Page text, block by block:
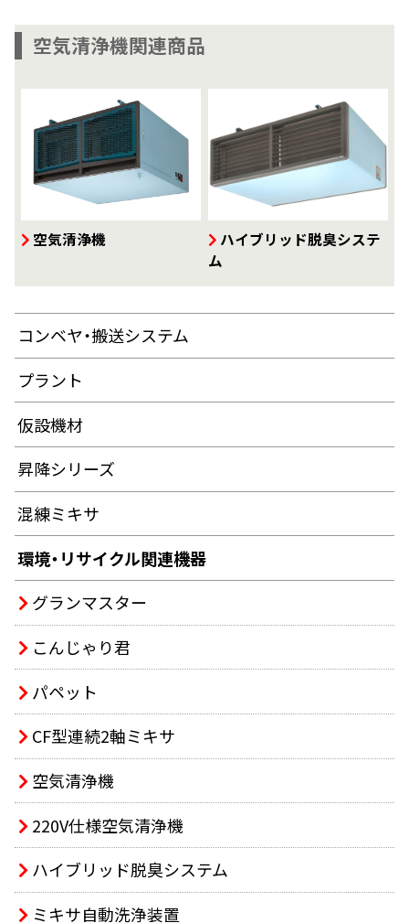
空気清浄機関連商品
空気清浄機
ハイブリッド脱臭システ
ム
コンベヤ・搬送システム
プラント
仮設機材
昇降シリーズ
混練ミキサ
環境・リサイクル関連機器
グランマスター
こんじゃり君
パペット
CF型連続2軸ミキサ
空気清浄機
220V仕様空気清浄機
ハイブリッド脱臭システム
ミキサ自動洗浄装置